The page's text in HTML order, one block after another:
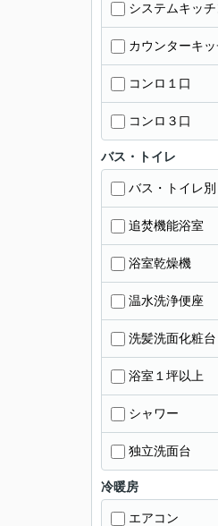
システムキッチ
カウンターキ
コンロ１口
コンロ３口
バス・トイレ
バス・トイレ別
追焚機能浴室
浴室乾燥機
温水洗浄便座
洗髪洗面化粧台
浴室１坪以上
シャワー
独立洗面台
冷暖房
エアコン